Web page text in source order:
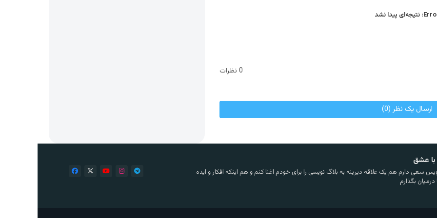
نتیجه‌ای پیدا نشد
0 نظرات
ارسال یک نظر (0)
عشق
سعی دارم هم یک علاقه دیرینه به بلاگ نویسی را برای خودم اغنا کنم و هم اینکه افکار و ایده
بگذارم